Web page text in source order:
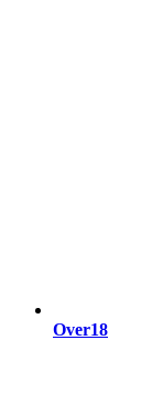
Over18